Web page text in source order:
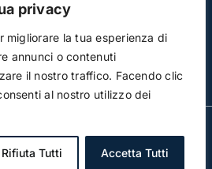
privacy
migliorare la tua esperienza di
annunci o contenuti
il nostro traffico. Facendo clic
al nostro utilizzo dei
Rifiuta Tutti Accetta Tutti
| Studio Legale Scicchitano |
| Powered by3DWorks